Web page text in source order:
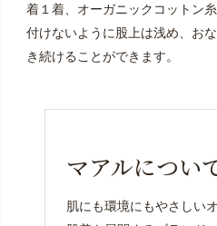
着１着、オーガニックコットン
付けないように股上は浅め、お
き続けることができます。
マアルについ
肌にも環境にもやさしい